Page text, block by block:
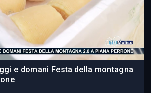
e domani Festa della montagna